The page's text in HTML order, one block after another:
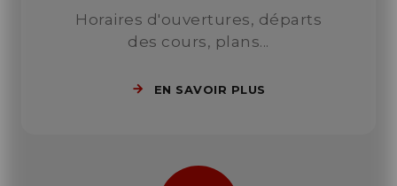
Horaires d'ouvertures, départs
des cours, plans...
EN SAVOIR PLUS